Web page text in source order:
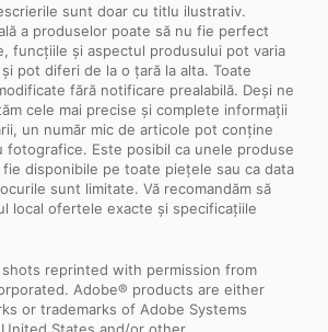
sunt doar cu titlu ilustrativ.
a produselor poate să nu fie perfect
funcțiile și aspectul produsului pot varia
pot diferi de la o țară la alta. Toate
fără notificare prealabilă. Deși ne
cele mai precise și complete informații
un număr mic de articole pot conține
fotografice. Este posibil ca unele produse
disponibile pe toate piețele sau ca data
sunt limitate. Vă recomandăm să
local ofertele exacte și specificațiile
reprinted with permission from
Adobe® products are either
or trademarks of Adobe Systems